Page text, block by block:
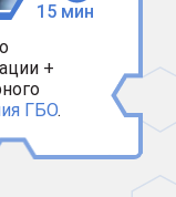
+
ГБО.
15 мин